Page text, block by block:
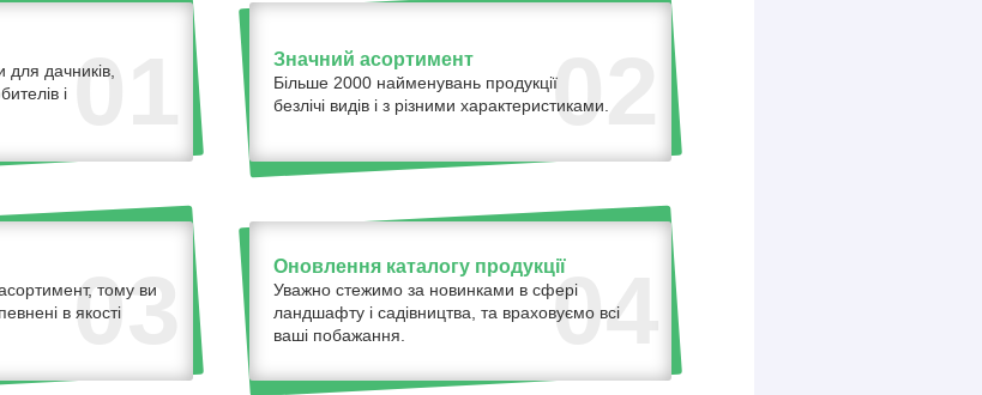
01
дачників,
і
02
Значний асортимент
Більше 2000 найменувань продукції
безлічі видів і з різними характеристиками.
03
тому ви
в якості
04
Оновлення каталогу продукції
Уважно стежимо за новинками в сфері
ландшафту і садівництва, та враховуємо всі
ваші побажання.